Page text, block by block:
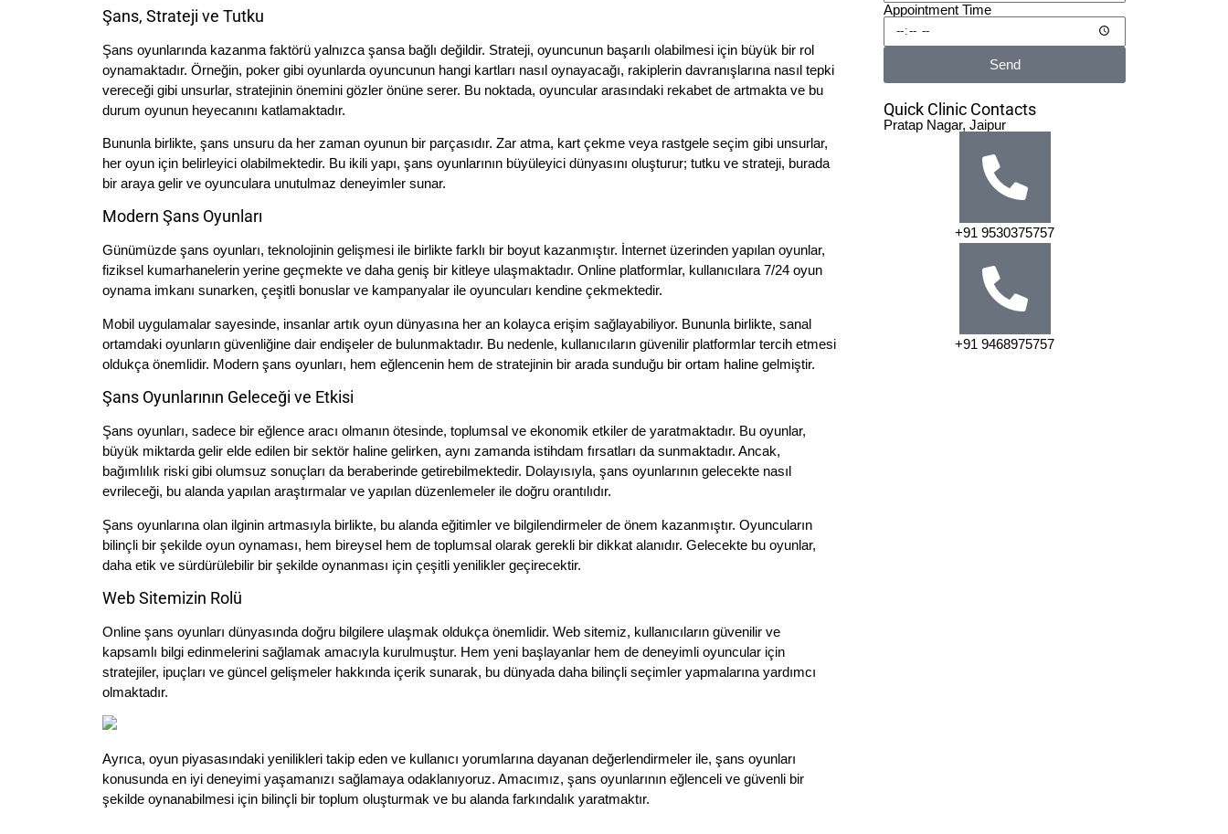
Şans, Strateji ve Tutku
Şans oyunlarında kazanma faktörü yalnızca şansa bağlı değildir. Strateji, oyuncunun başarılı olabilmesi için büyük bir rol
oynamaktadır. Örneğin, poker gibi oyunlarda oyuncunun hangi kartları nasıl oynayacağı, rakiplerin davranışlarına nasıl tepki
vereceği gibi unsurlar, stratejinin önemini gözler önüne serer. Bu noktada, oyuncular arasındaki rekabet de artmakta ve bu
durum oyunun heyecanını katlamaktadır.
Bununla birlikte, şans unsuru da her zaman oyunun bir parçasıdır. Zar atma, kart çekme veya rastgele seçim gibi unsurlar,
her oyun için belirleyici olabilmektedir. Bu ikili yapı, şans oyunlarının büyüleyici dünyasını oluşturur; tutku ve strateji, burada
bir araya gelir ve oyunculara unutulmaz deneyimler sunar.
Modern Şans Oyunları
Günümüzde şans oyunları, teknolojinin gelişmesi ile birlikte farklı bir boyut kazanmıştır. İnternet üzerinden yapılan oyunlar,
fiziksel kumarhanelerin yerine geçmekte ve daha geniş bir kitleye ulaşmaktadır. Online platformlar, kullanıcılara 7/24 oyun
oynama imkanı sunarken, çeşitli bonuslar ve kampanyalar ile oyuncuları kendine çekmektedir.
Mobil uygulamalar sayesinde, insanlar artık oyun dünyasına her an kolayca erişim sağlayabiliyor. Bununla birlikte, sanal
ortamdaki oyunların güvenliğine dair endişeler de bulunmaktadır. Bu nedenle, kullanıcıların güvenilir platformlar tercih etmesi
oldukça önemlidir. Modern şans oyunları, hem eğlencenin hem de stratejinin bir arada sunduğu bir ortam haline gelmiştir.
Şans Oyunlarının Geleceği ve Etkisi
Şans oyunları, sadece bir eğlence aracı olmanın ötesinde, toplumsal ve ekonomik etkiler de yaratmaktadır. Bu oyunlar,
büyük miktarda gelir elde edilen bir sektör haline gelirken, aynı zamanda istihdam fırsatları da sunmaktadır. Ancak,
bağımlılık riski gibi olumsuz sonuçları da beraberinde getirebilmektedir. Dolayısıyla, şans oyunlarının gelecekte nasıl
evrileceği, bu alanda yapılan araştırmalar ve yapılan düzenlemeler ile doğru orantılıdır.
Şans oyunlarına olan ilginin artmasıyla birlikte, bu alanda eğitimler ve bilgilendirmeler de önem kazanmıştır. Oyuncuların
bilinçli bir şekilde oyun oynaması, hem bireysel hem de toplumsal olarak gerekli bir dikkat alanıdır. Gelecekte bu oyunlar,
daha etik ve sürdürülebilir bir şekilde oynanması için çeşitli yenilikler geçirecektir.
Web Sitemizin Rolü
Online şans oyunları dünyasında doğru bilgilere ulaşmak oldukça önemlidir. Web sitemiz, kullanıcıların güvenilir ve
kapsamlı bilgi edinmelerini sağlamak amacıyla kurulmuştur. Hem yeni başlayanlar hem de deneyimli oyuncular için
stratejiler, ipuçları ve güncel gelişmeler hakkında içerik sunarak, bu dünyada daha bilinçli seçimler yapmalarına yardımcı
olmaktadır.
Ayrıca, oyun piyasasındaki yenilikleri takip eden ve kullanıcı yorumlarına dayanan değerlendirmeler ile, şans oyunları
konusunda en iyi deneyimi yaşamanızı sağlamaya odaklanıyoruz. Amacımız, şans oyunlarının eğlenceli ve güvenli bir
şekilde oynanabilmesi için bilinçli bir toplum oluşturmak ve bu alanda farkındalık yaratmaktır.
Appointment Time
Send
Quick Clinic Contacts
Pratap Nagar, Jaipur
+91 9530375757
+91 9468975757